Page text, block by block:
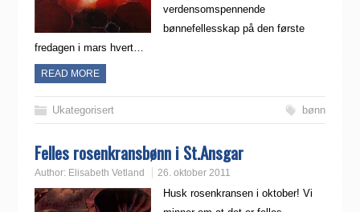
verdensomspennende
bønnefellesskap på den første
fredagen i mars hvert…
READ MORE
Ukategorisert bønn
Felles rosenkransbønn i St.Ansgar
Author: Elisabeth Vetland 26. oktober 2011
Husk rosenkransen i oktober! Vi